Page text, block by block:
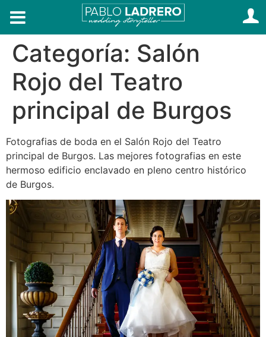
Categoría: Salón
Rojo del Teatro
principal de Burgos
Fotografias de boda en el Salón Rojo del Teatro
principal de Burgos. Las mejores fotografias en este
hermoso edificio enclavado en pleno centro histórico
de Burgos.